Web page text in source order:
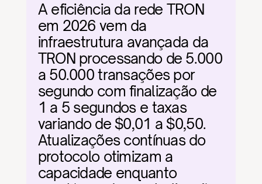
A eficiência da rede TRON
em 2026 vem da
infraestrutura avançada da
TRON processando de 5.000
a 50.000 transações por
segundo com finalização de
1 a 5 segundos e taxas
variando de $0,01 a $0,50.
Atualizações contínuas do
protocolo otimizam a
capacidade enquanto